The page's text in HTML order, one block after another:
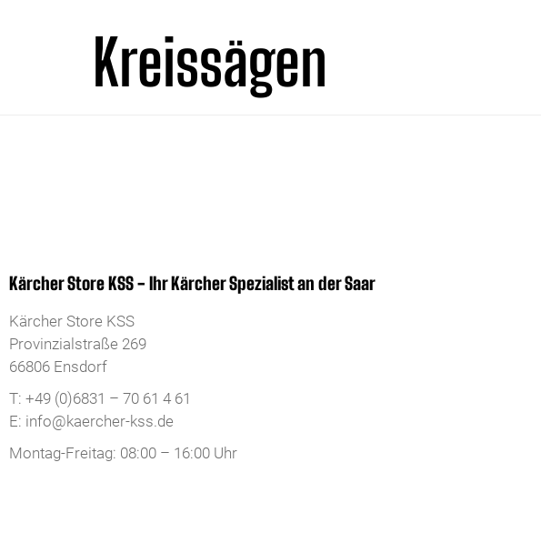
Kreissägen
Kärcher Store KSS - Ihr Kärcher Spezialist an der Saar
Kärcher Store KSS
Provinzialstraße 269
66806 Ensdorf
T: +49 (0)6831 – 70 61 4 61
E: info@kaercher-kss.de
Montag-Freitag: 08:00 – 16:00 Uhr